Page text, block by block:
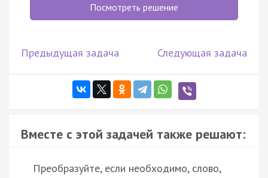
Посмотреть решение
Предыдущая задача Следующая задача
Вместе с этой задачей также решают:
Преобразуйте, если необходимо, слово,